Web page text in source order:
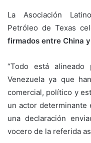
La Asociación
Petróleo de Texas
firmados entre China
“Todo está
Venezuela ya que
comercial, político y
un actor determinante
una declaración
vocero de la referida